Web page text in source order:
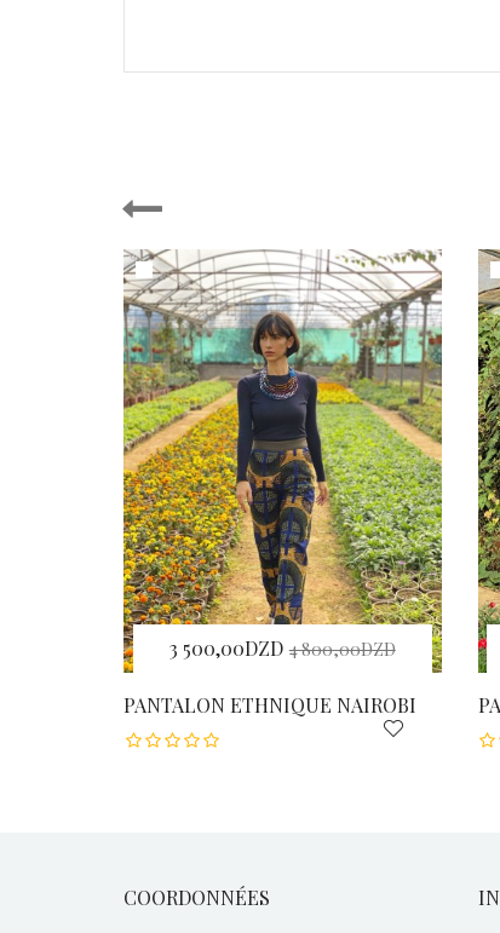
3 500,00DZD 4 800,00DZD
PANTALON ETHNIQUE NAIROBI
COORDONNÉES